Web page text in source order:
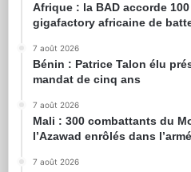
Afrique : la BAD accorde
gigafactory africaine de
7 août 2026
Bénin : Patrice Talon élu
mandat de cinq ans
7 août 2026
Mali : 300 combattants du
l’Azawad enrôlés dans
7 août 2026